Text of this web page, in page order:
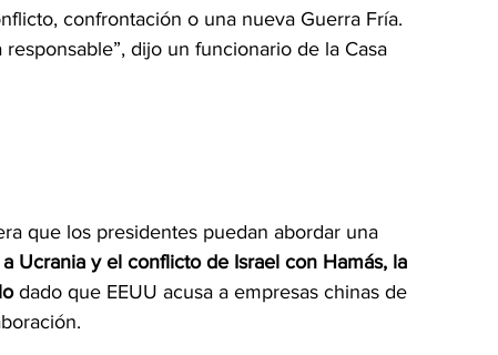
confrontación o una nueva Guerra Fría.
dijo un funcionario de la Casa
que los presidentes puedan abordar una
Ucrania y el conflicto de Israel con Hamás, la
dado que EEUU acusa a empresas chinas de